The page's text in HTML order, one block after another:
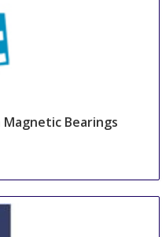
Bearings